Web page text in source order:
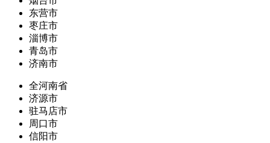
东营市
枣庄市
淄博市
青岛市
济南市
全河南省
济源市
驻马店市
周口市
信阳市